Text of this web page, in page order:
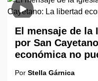
El mensaje de la
por San
económica no
Por Stella Gárnica